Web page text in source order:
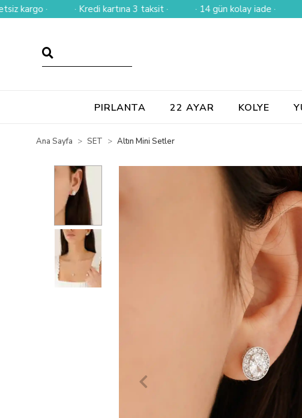
· · Kredi kartına 3 taksit · · 14 gün kolay iade · · Tüm
PIRLANTA 22 AYAR KOLYE
Ana Sayfa SET Altın Mini Setler